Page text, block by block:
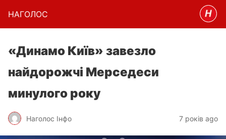
НАГОЛОC
«Динамо Київ» завезло
найдорожчі Мерседеси
минулого року
Наголос Інфо 7 років ago